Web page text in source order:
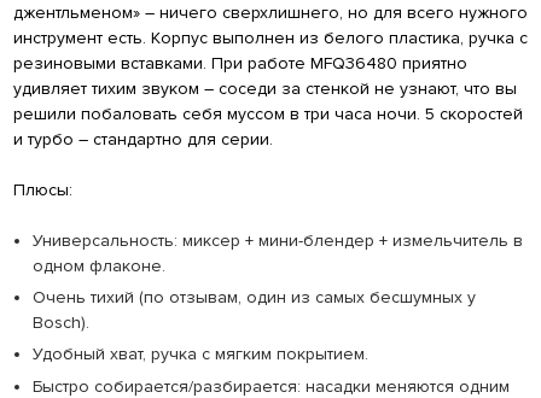
джентльменом» – ничего сверхлишнего, но для всего нужного
инструмент есть. Корпус выполнен из белого пластика, ручка с
резиновыми вставками. При работе MFQ36480 приятно
удивляет тихим звуком – соседи за стенкой не узнают, что вы
решили побаловать себя муссом в три часа ночи. 5 скоростей
и турбо – стандартно для серии.
Плюсы:
Универсальность: миксер + мини-блендер + измельчитель в
одном флаконе.
Очень тихий (по отзывам, один из самых бесшумных у
Bosch).
Удобный хват, ручка с мягким покрытием.
Быстро собирается/разбирается: насадки меняются одним